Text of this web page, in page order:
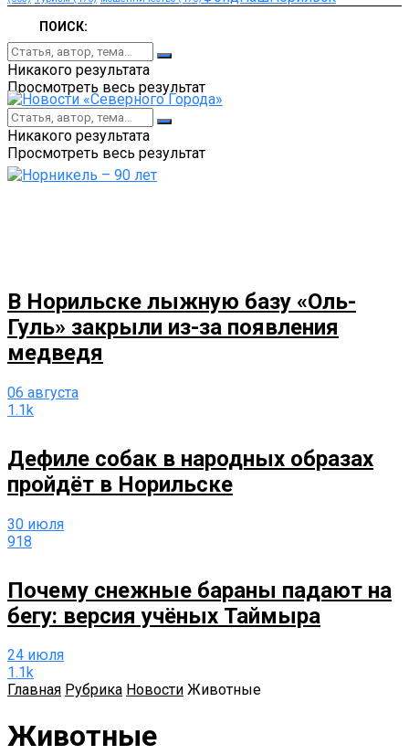
ПОИСК:
Никакого результата
Просмотреть весь результат
Никакого результата
Просмотреть весь результат
В Норильске лыжную базу «Оль-
Гуль» закрыли из-за появления
медведя
06 августа
1.1k
Дефиле собак в народных образах
пройдёт в Норильске
30 июля
918
Почему снежные бараны падают на
бегу: версия учёных Таймыра
24 июля
1.1k
Главная Рубрика Новости Животные
Животные